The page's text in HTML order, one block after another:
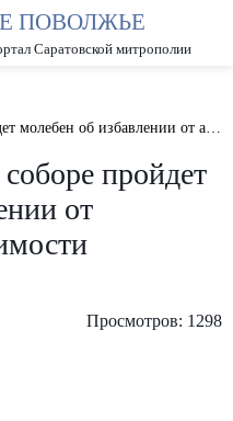
А А
ПОВОЛЖЬЕ
Саратовской митрополии
от алкогольной зависимости
пройдет
от
Просмотров: 1298